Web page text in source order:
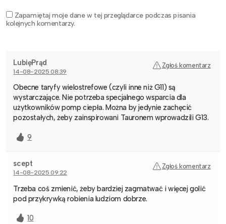
Zapamiętaj moje dane w tej przeglądarce podczas pisania
kolejnych komentarzy.
LubięPrąd
14-08-2025 08:39
Zgłoś komentarz
Obecne taryfy wielostrefowe (czyli inne niż G11) są
wystarczające. Nie potrzeba specjalnego wsparcia dla
użytkowników pomp ciepła. Można by jedynie zachęcić
pozostałych, żeby zainspirowani Tauronem wprowadzili G13.
9
scept
14-08-2025 09:22
Zgłoś komentarz
Trzeba coś zmienić, żeby bardziej zagmatwać i więcej golić
pod przykrywką robienia ludziom dobrze.
10